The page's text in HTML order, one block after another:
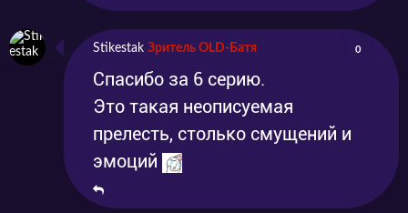
Stikestak Зритель OLD-Батя 0
Спасибо за 6 серию.
Это такая неописуемая
прелесть, столько смущений и
эмоций